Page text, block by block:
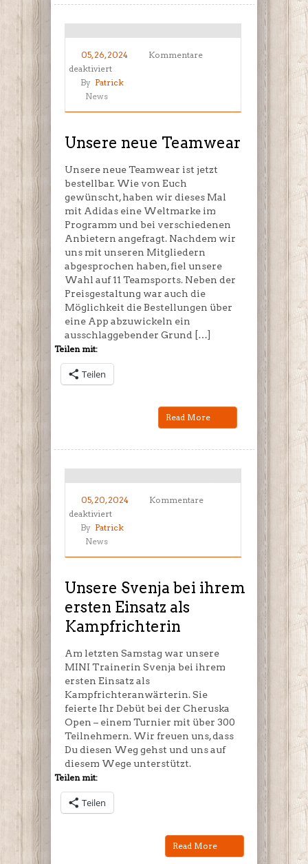
05, 26, 2024
Kommentare
deaktiviertfür
Unsere
Teamwear
By Patrick
News
Unsere neue Teamwear
Unsere neue Teamwear ist jetzt
bestellbar. Wie von Euch
gewünscht, haben wir dieses Mal
mit Adidas eine Weltmarke im
Programm und bei verschiedenen
Anbietern angefragt. Nachdem wir
uns mit unseren Mitgliedern
abgesprochen haben, fiel unsere
Wahl auf 11 Teamsports. Neben der
Preisgestaltung war auch die
Möglichkeit die Bestellungen über
eine App abzuwickeln ein
ausschlaggebender Grund […]
Teilen mit:
Teilen
Read More
05, 20, 2024
Kommentare
deaktiviertfür
Unsere
bei
ersten
Einsatz
als
Kampfrichterin
By Patrick
News
Unsere Svenja bei ihrem
ersten Einsatz als
Kampfrichterin
Am letzten Samstag war unsere
MINI Trainerin Svenja bei ihrem
ersten Einsatz als
Kampfrichteranwärterin. Sie
feierte Ihr Debüt bei der Cheruska
Open – einem Turnier mit über 300
Teilnehmern. Wir freuen uns, dass
Du diesen Weg gehst und uns auf
diesem Wege unterstützt.
Teilen mit:
Teilen
Read More